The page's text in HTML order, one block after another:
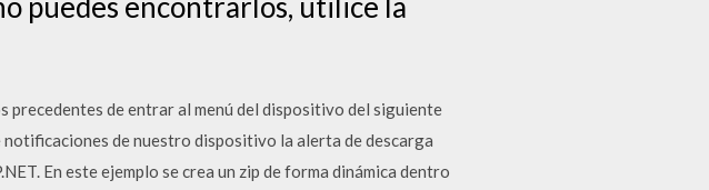
precedentes de entrar al menú del dispositivo del siguiente
notificaciones de nuestro dispositivo la alerta de descarga
En este ejemplo se crea un zip de forma dinámica dentro